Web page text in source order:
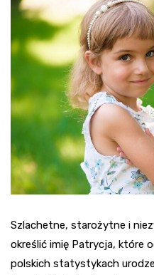
Szlachetne, starożytne i
określić imię Patrycja, które
polskich statystykach